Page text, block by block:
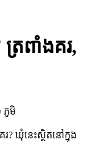
ពាំងគរ,
ភូមិ
ឃុំនេះស្ថិតនៅក្នុង